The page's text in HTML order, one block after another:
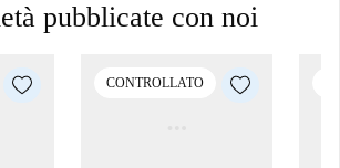
pubblicate con noi
CONTROLLATO